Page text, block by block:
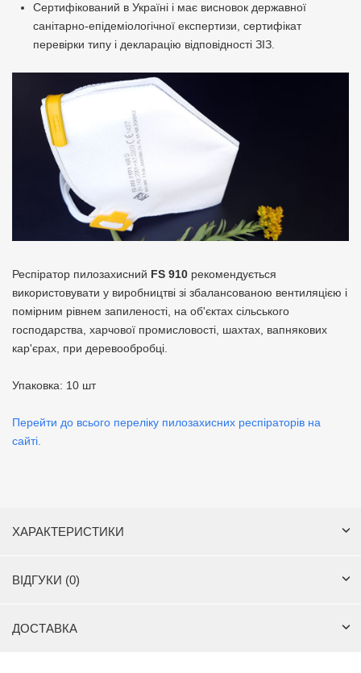
Сертифікований в Україні і має висновок державної
санітарно-епідеміологічної експертизи, сертифікат
перевірки типу і декларацію відповідності ЗІЗ.
Респіратор пилозахисний FS 910 рекомендується
використовувати у виробництві зі збалансованою вентиляцією і
помірним рівнем запиленості, на об'єктах сільського
господарства, харчової промисловості, шахтах, вапнякових
кар'єрах, при деревообробці.
Упаковка: 10 шт
Перейти до всього переліку пилозахисних респіраторів на
сайті.
ХАРАКТЕРИСТИКИ
ВІДГУКИ (0)
ДОСТАВКА